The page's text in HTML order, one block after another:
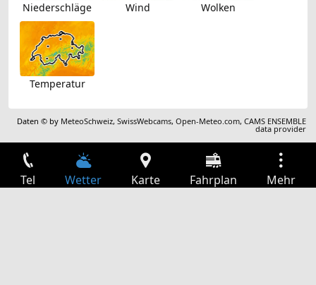
Niederschläge Wind Wolken
Temperatur
Daten © by MeteoSchweiz,SwissWebcams,Open-Meteo.com,CAMS ENSEMBLE
data provider
Tel Wetter Karte Fahrplan Mehr